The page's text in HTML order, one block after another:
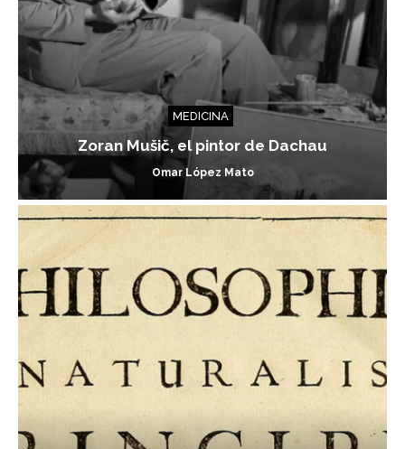
MEDICINA
Zoran Mušič, el pintor de Dachau
Omar López Mato